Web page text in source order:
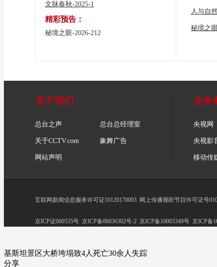
文脉春秋-2025-1
精彩预告：
秘境之眼-2026-212
人与自
秘境之
关于我们
总台之声 总台总经理室
关于CCTV.com 象舞广告
网站声明
业务
央视网
央视影
移动传
互联网新闻信息服务许可证10120170003 网上传播视听节目许可证号
京ICP证060535号 京ICP备06036302号-2 京ICP备10003349号 京ICP备
基斯坦景区大桥垮塌致4人死亡30余人失踪
分享